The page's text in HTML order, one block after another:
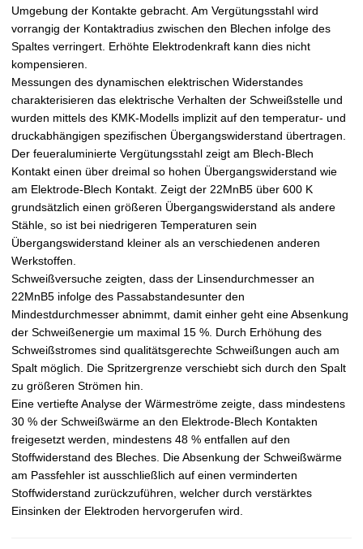
Umgebung der Kontakte gebracht. Am Vergütungsstahl wird
vorrangig der Kontaktradius zwischen den Blechen infolge des
Spaltes verringert. Erhöhte Elektrodenkraft kann dies nicht
kompensieren.
Messungen des dynamischen elektrischen Widerstandes
charakterisieren das elektrische Verhalten der Schweißstelle und
wurden mittels des KMK-Modells implizit auf den temperatur- und
druckabhängigen spezifischen Übergangswiderstand übertragen.
Der feueraluminierte Vergütungsstahl zeigt am Blech-Blech
Kontakt einen über dreimal so hohen Übergangswiderstand wie
am Elektrode-Blech Kontakt. Zeigt der 22MnB5 über 600 K
grundsätzlich einen größeren Übergangswiderstand als andere
Stähle, so ist bei niedrigeren Temperaturen sein
Übergangswiderstand kleiner als an verschiedenen anderen
Werkstoffen.
Schweißversuche zeigten, dass der Linsendurchmesser an
22MnB5 infolge des Passabstandesunter den
Mindestdurchmesser abnimmt, damit einher geht eine Absenkung
der Schweißenergie um maximal 15 %. Durch Erhöhung des
Schweißstromes sind qualitätsgerechte Schweißungen auch am
Spalt möglich. Die Spritzergrenze verschiebt sich durch den Spalt
zu größeren Strömen hin.
Eine vertiefte Analyse der Wärmeströme zeigte, dass mindestens
30 % der Schweißwärme an den Elektrode-Blech Kontakten
freigesetzt werden, mindestens 48 % entfallen auf den
Stoffwiderstand des Bleches. Die Absenkung der Schweißwärme
am Passfehler ist ausschließlich auf einen verminderten
Stoffwiderstand zurückzuführen, welcher durch verstärktes
Einsinken der Elektroden hervorgerufen wird.